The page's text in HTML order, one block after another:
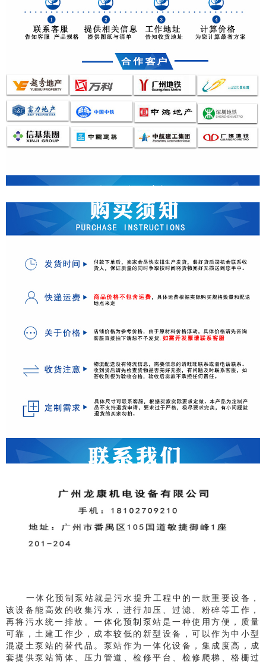
一体化预制泵站就是污水提升工程中的一款重要设备，
该设备能高效的收集污水，进行加压、过滤、粉碎等工作，
再将污水统一排放。一体化预制泵站 是一种使用方便，质量
可靠，土建工作少，成本较低的新型设备，可以作为中小型
混凝土泵站的替代品。 泵站 作为一体化设备， 集成 度高， 成
套提供泵站筒体、压力管道、检修平台、检修爬梯、格栅过